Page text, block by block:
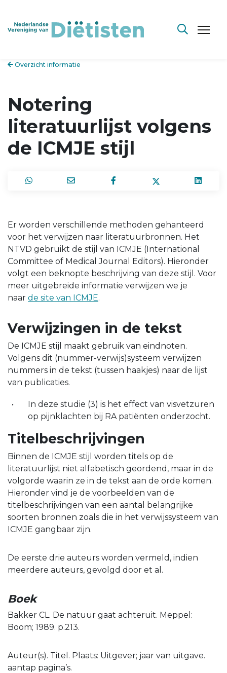
Overzicht informatie
Notering
literatuurlijst volgens
de ICMJE stijl
Er worden verschillende methoden gehanteerd
voor het verwijzen naar literatuurbronnen. Het
NTVD gebruikt de stijl van ICMJE (International
Committee of Medical Journal Editors). Hieronder
volgt een beknopte beschrijving van deze stijl. Voor
meer uitgebreide informatie verwijzen we je
naar de site van ICMJE.
Verwijzingen in de tekst
De ICMJE stijl maakt gebruik van eindnoten.
Volgens dit (nummer-verwijs)systeem verwijzen
nummers in de tekst (tussen haakjes) naar de lijst
van publicaties.
In deze studie (3) is het effect van visvetzuren
op pijnklachten bij RA patiënten onderzocht.
Titelbeschrijvingen
Binnen de ICMJE stijl worden titels op de
literatuurlijst niet alfabetisch geordend, maar in de
volgorde waarin ze in de tekst aan de orde komen.
Hieronder vind je de voorbeelden van de
titelbeschrijvingen van een aantal belangrijke
soorten bronnen zoals die in het verwijssysteem van
ICMJE gangbaar zijn.
De eerste drie auteurs worden vermeld, indien
meerdere auteurs, gevolgd door et al.
Boek
Bakker CL. De natuur gaat achteruit. Meppel:
Boom; 1989. p.213.
Auteur(s). Titel. Plaats: Uitgever; jaar van uitgave.
aantap pagina’s.